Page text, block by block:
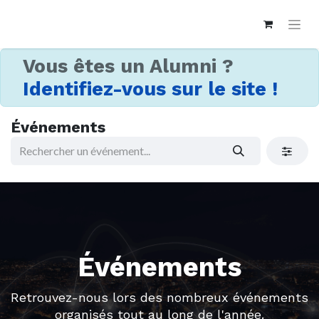
Vous êtes un Alumni ?
Identifiez-vous sur le site !
Événements
Événements
Retrouvez-nous lors des nombreux événements
organisés tout au long de l'année.